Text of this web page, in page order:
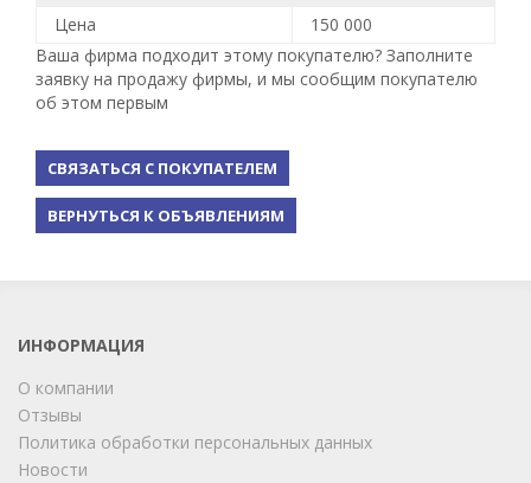
Цена
150 000
Ваша фирма подходит этому покупателю? Заполните
заявку на продажу фирмы, и мы сообщим покупателю
об этом первым
СВЯЗАТЬСЯ С ПОКУПАТЕЛЕМ
ВЕРНУТЬСЯ К ОБЪЯВЛЕНИЯМ
ИНФОРМАЦИЯ
О компании
Отзывы
Политика обработки персональных данных
Новости